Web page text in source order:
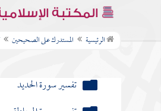
المكتبة
الرئيسية المستدرك على الصحيحين
تفسير سورة الجمعة